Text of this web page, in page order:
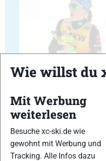
23
Wie willst du
Mit Werbung
weiterlesen
Besuche xc-ski.de wie
gewohnt mit Werbung und
Tracking. Alle Infos dazu